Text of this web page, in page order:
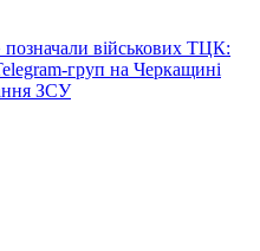
військових ТЦК:
груп на Черкащині
ЗСУ